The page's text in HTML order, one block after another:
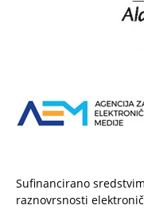
Sufinancirano
raznovrsnosti